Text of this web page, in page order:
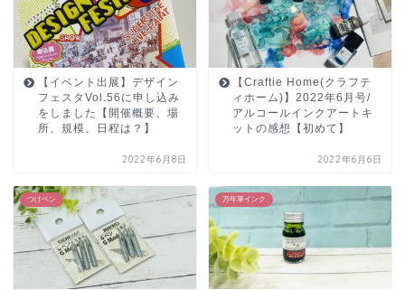
【イベント出展】デザイン
フェスタVol.56に申し込み
をしました【開催概要、場
所、規模、日程は？】
2022年6月8日
【Craftie Home(クラフテ
ィホーム)】2022年6月号/
アルコールインクアートキ
ットの感想【初めて】
2022年6月6日
つけペン 万年筆インク